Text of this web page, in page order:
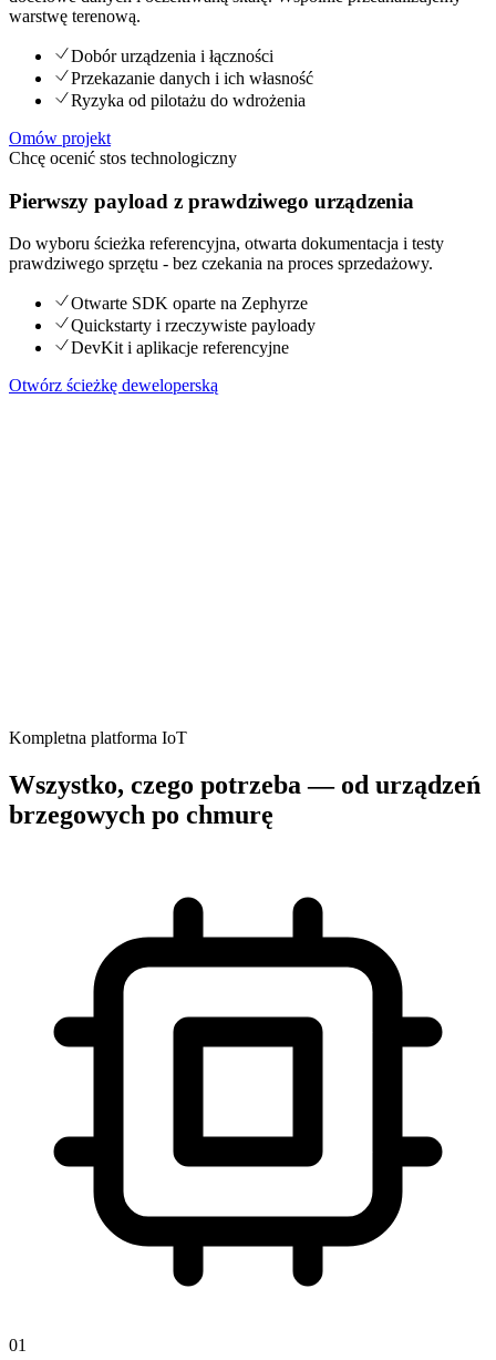
warstwę terenową.
Dobór urządzenia i łączności
Przekazanie danych i ich własność
Ryzyka od pilotażu do wdrożenia
Omów projekt
Chcę ocenić stos technologiczny
Pierwszy payload z prawdziwego urządzenia
Do wyboru ścieżka referencyjna, otwarta dokumentacja i testy
prawdziwego sprzętu - bez czekania na proces sprzedażowy.
Otwarte SDK oparte na Zephyrze
Quickstarty i rzeczywiste payloady
DevKit i aplikacje referencyjne
Otwórz ścieżkę deweloperską
Kompletna platforma IoT
Wszystko, czego potrzeba — od urządzeń
brzegowych po chmurę
01